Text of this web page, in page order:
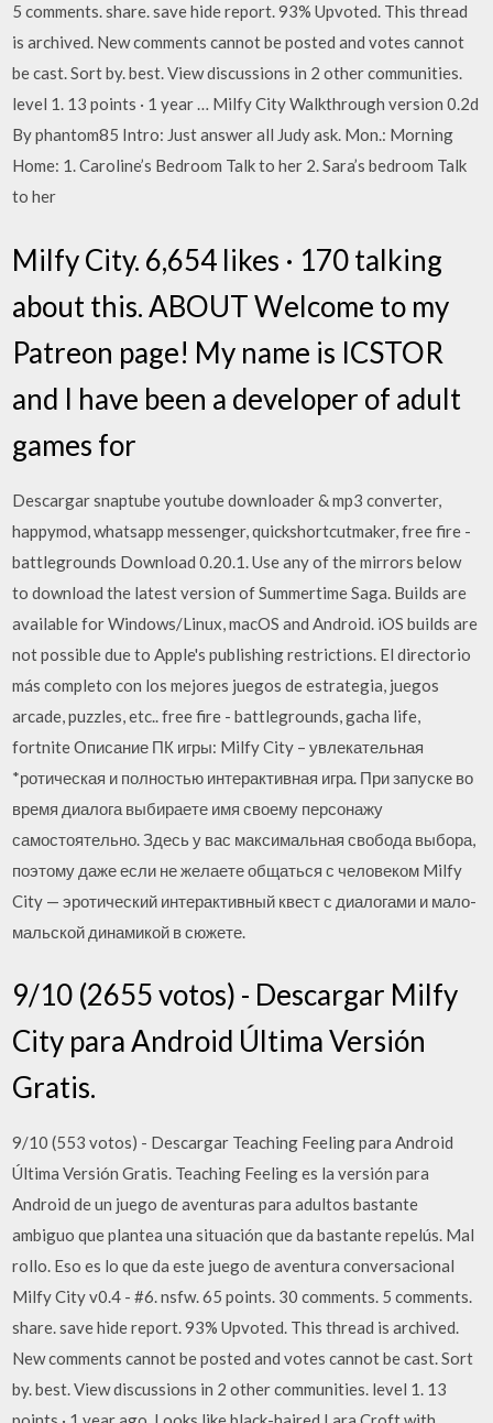
5 comments. share. save hide report. 93% Upvoted. This thread
is archived. New comments cannot be posted and votes cannot
be cast. Sort by. best. View discussions in 2 other communities.
level 1. 13 points · 1 year … Milfy City Walkthrough version 0.2d
By phantom85 Intro: Just answer all Judy ask. Mon.: Morning
Home: 1. Caroline’s Bedroom Talk to her 2. Sara’s bedroom Talk
to her
Milfy City. 6,654 likes · 170 talking
about this. ABOUT Welcome to my
Patreon page! My name is ICSTOR
and I have been a developer of adult
games for
Descargar snaptube youtube downloader & mp3 converter,
happymod, whatsapp messenger, quickshortcutmaker, free fire -
battlegrounds Download 0.20.1. Use any of the mirrors below
to download the latest version of Summertime Saga. Builds are
available for Windows/Linux, macOS and Android. iOS builds are
not possible due to Apple's publishing restrictions. El directorio
más completo con los mejores juegos de estrategia, juegos
arcade, puzzles, etc.. free fire - battlegrounds, gacha life,
fortnite Описание ПК игры: Milfy City – увлекательная
*ротическая и полностью интерактивная игра. При запуске во
время диалога выбираете имя своему персонажу
самостоятельно. Здесь у вас максимальная свобода выбора,
поэтому даже если не желаете общаться с человеком Milfy
City — эротический интерактивный квест с диалогами и мало-
мальской динамикой в сюжете.
9/10 (2655 votos) - Descargar Milfy
City para Android Última Versión
Gratis.
9/10 (553 votos) - Descargar Teaching Feeling para Android
Última Versión Gratis. Teaching Feeling es la versión para
Android de un juego de aventuras para adultos bastante
ambiguo que plantea una situación que da bastante repelús. Mal
rollo. Eso es lo que da este juego de aventura conversacional
Milfy City v0.4 - #6. nsfw. 65 points. 30 comments. 5 comments.
share. save hide report. 93% Upvoted. This thread is archived.
New comments cannot be posted and votes cannot be cast. Sort
by. best. View discussions in 2 other communities. level 1. 13